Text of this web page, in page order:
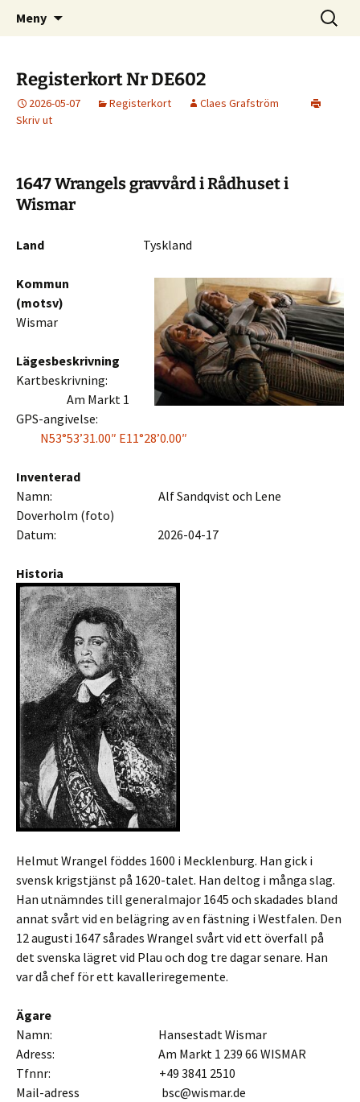
Svenska Militära
minnesmärken
Svenska män och kvinnor i rikets tjänst
Meny
Sök
efter:
Registerkort Nr DE602
2026-05-07 Registerkort
Claes Grafström
Skriv ut
1647 Wrangels gravvård i Rådhuset i
Wismar
Land Tyskland
Kommun
(motsv)
Wismar
Lägesbeskrivning
Kartbeskrivning:
Am Markt 1
GPS-angivelse:
N53°53’31.00″ E11°28’0.00″
Inventerad
Namn: Alf Sandqvist och Lene
Doverholm (foto)
Datum: 2026-04-17
Historia
Helmut Wrangel föddes 1600 i Mecklenburg. Han gick i
svensk krigstjänst på 1620-talet. Han deltog i många slag.
Han utnämndes till generalmajor 1645 och skadades bland
annat svårt vid en belägring av en fästning i Westfalen. Den
12 augusti 1647 sårades Wrangel svårt vid ett överfall på
det svenska lägret vid Plau och dog tre dagar senare. Han
var då chef för ett kavalleriregemente.
Ägare
Namn: Hansestadt Wismar
Adress: Am Markt 1 239 66 WISMAR
Tfnnr: +49 3841 2510
Mail-adress bsc@wismar.de